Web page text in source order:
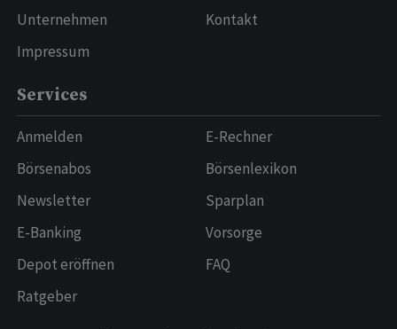
Unternehmen
Impressum
Kontakt
Services
Anmelden
Börsenabos
Newsletter
E-Banking
Depot eröffnen
Ratgeber
E-Rechner
Börsenlexikon
Sparplan
Vorsorge
FAQ